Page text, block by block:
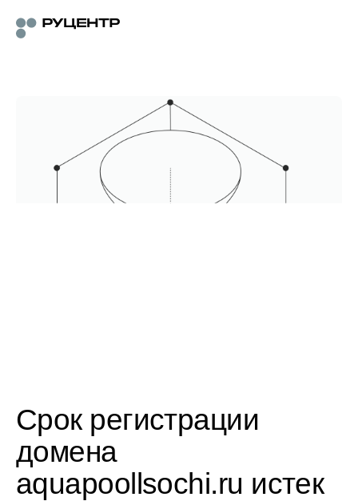
Срок регистрации
домена
aquapoollsochi.ru истек